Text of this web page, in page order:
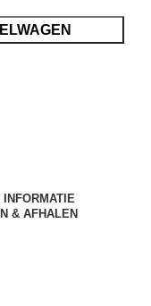
& AFHALEN